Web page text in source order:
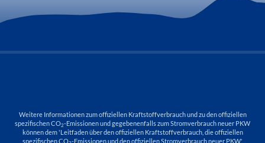
Weitere Informationen zum offiziellen Kraftstoffverbrauch und zu den offiziellen
spezifischen CO2-Emissionen und gegebenenfalls zum Stromverbrauch neuer PKW
können dem 'Leitfaden über den offiziellen Kraftstoffverbrauch, die offiziellen
spezifischen CO -Emissionen und den offiziellen Stromverbrauch neuer PKW'